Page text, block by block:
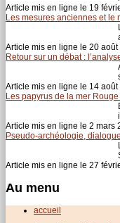
Article mis en ligne le 19
Les mesures anciennes et le
Article mis en ligne le 20 août
Retour sur un débat :
Article mis en ligne le 14 août
Les papyrus de la mer
Article mis en ligne le 2 mars
Pseudo-archéologie,
Article mis en ligne le 27
Au menu
accueil